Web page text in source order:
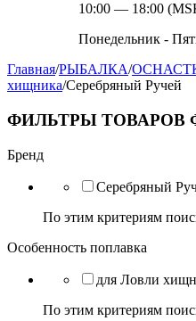
10:00 — 18:00
Понедельник -
Главная/РЫБАЛКА/
хищника/Серебряный Ручей
ФИЛЬТРЫ ТОВАРОВ
Бренд
Серебряный
По этим критериям
Особенность поплавка
для Ловли
По этим критериям